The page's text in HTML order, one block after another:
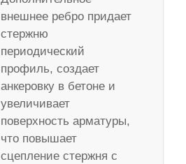
внешнее ребро придает
стержню
периодический
профиль, создает
анкеровку в бетоне и
увеличивает
поверхность арматуры,
что повышает
сцепление стержня с